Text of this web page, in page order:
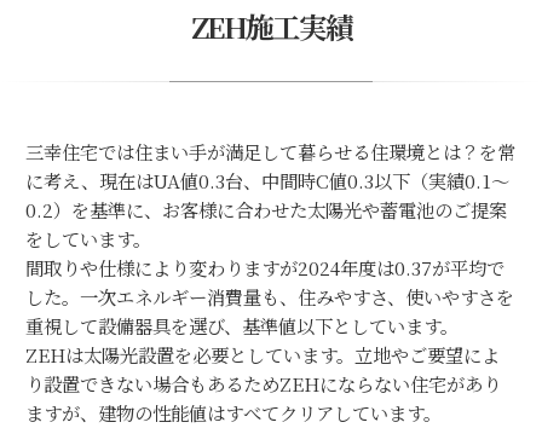
ZEH施工実績
三幸住宅では住まい手が満足して暮らせる住環境とは？を常
に考え、現在はUA値0.3台、中間時C値0.3以下（実績0.1～
0.2）を基準に、お客様に合わせた太陽光や蓄電池のご提案
をしています。
間取りや仕様により変わりますが2024年度は0.37が平均で
した。一次エネルギー消費量も、住みやすさ、使いやすさを
重視して設備器具を選び、基準値以下としています。
ZEHは太陽光設置を必要としています。立地やご要望によ
り設置できない場合もあるためZEHにならない住宅があり
ますが、建物の性能値はすべてクリアしています。